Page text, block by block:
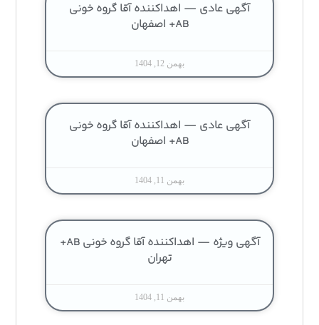
آگهی عادی — اهداکننده آقا گروه خونی
AB+ اصفهان
بهمن 12, 1404
آگهی عادی — اهداکننده آقا گروه خونی
AB+ اصفهان
بهمن 11, 1404
آگهی ویژه — اهداکننده آقا گروه خونی AB+
تهران
بهمن 11, 1404